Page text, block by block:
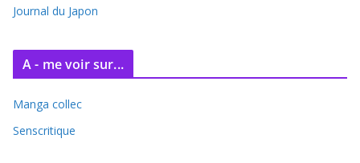
e
Journal du Japon
A - me voir sur...
Manga collec
Senscritique